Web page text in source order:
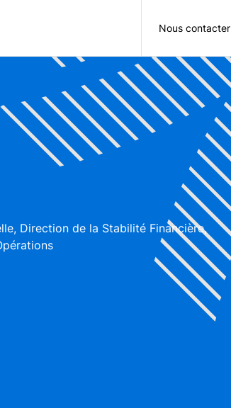
Nous contacter
Direction de la Stabilité Financière,